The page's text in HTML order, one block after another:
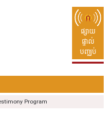
ផ្សាយ
ផ្ទាល់
បញ្ឈប់
Program